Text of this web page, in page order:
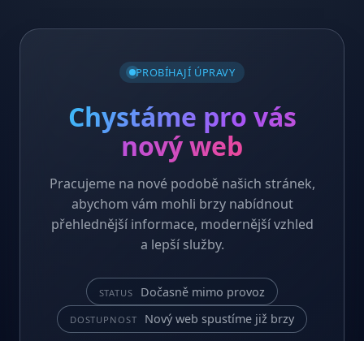
PROBÍHAJÍ ÚPRAVY
Chystáme pro vás
nový web
Pracujeme na nové podobě našich stránek,
abychom vám mohli brzy nabídnout
přehlednější informace, modernější vzhled
a lepší služby.
STATUS Dočasně mimo provoz
DOSTUPNOST Nový web spustíme již brzy